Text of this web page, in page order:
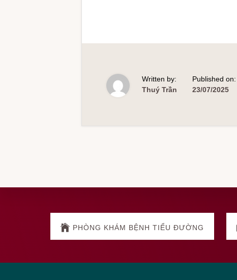
Written by:
Thuý Trần
Published on:
23/07/2025
Explore
more
PHÒNG KHÁM BỆNH TIỂU ĐƯỜNG